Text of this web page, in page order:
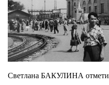
Светлана БАКУЛИНА